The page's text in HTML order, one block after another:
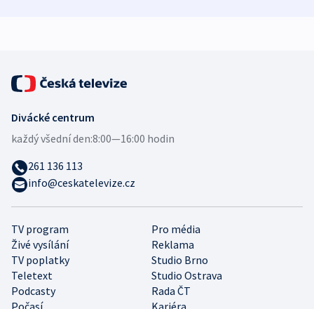
TV program
Pro média
Živé vysílání
Reklama
TV poplatky
Studio Brno
Teletext
Studio Ostrava
Podcasty
Rada ČT
Divácké centrum
každý všední den:8:00—16:00 hodin
261 136 113
info@ceskatelevize.cz